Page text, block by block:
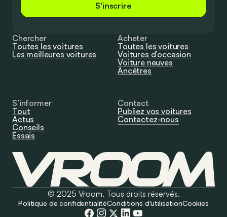
S'inscrire
Chercher
Toutes les voitures
Les meilleures voitures
Acheter
Toutes les voitures
Voitures d’occasion
Voiture neuves
Ancêtres
S’informer
Tout
Actus
Conseils
Essais
Contact
Publiez vos voitures
Contactez-nous
© 2025 Vroom. Tous droits réservés.
Politique de confidentialitéConditions d'utilisationCookies